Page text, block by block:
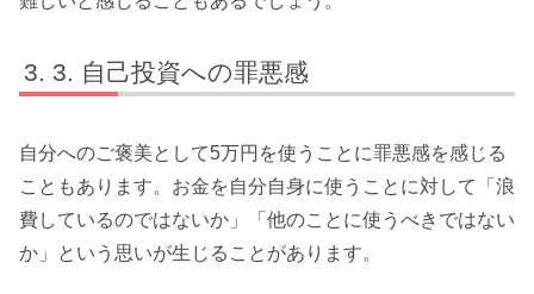
3. 自己投資への罪悪感
自分へのご褒美として5万円を使うことに罪悪感を感じる
こともあります。お金を自分自身に使うことに対して「浪
費しているのではないか」「他のことに使うべきではない
か」という思いが生じることがあります。